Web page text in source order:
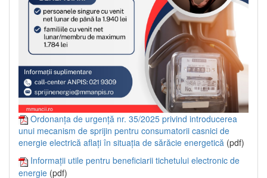
Ordonanța de urgență nr. 35/2025 privind introducerea
unui mecanism de sprijin pentru consumatorii casnici de
energie electrică aflați în situația de sărăcie energetică (pdf)
Informații utile pentru beneficiarii tichetului electronic de
energie (pdf)